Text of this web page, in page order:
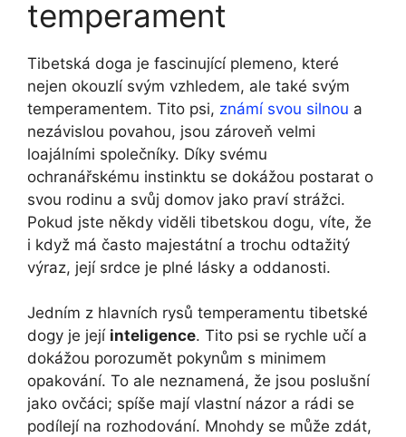
temperament
Tibetská doga je fascinující plemeno, které
nejen okouzlí svým vzhledem, ale také svým
temperamentem. Tito psi, známí svou silnou a
nezávislou povahou, jsou zároveň velmi
loajálními společníky. Díky svému
ochranářskému instinktu se dokážou postarat o
svou rodinu a svůj domov jako praví strážci.
Pokud jste někdy viděli tibetskou dogu, víte, že
i když má často majestátní a trochu odtažitý
výraz, její srdce je plné lásky a oddanosti.
Jedním z hlavních rysů temperamentu tibetské
dogy je její inteligence. Tito psi se rychle učí a
dokážou porozumět pokynům s minimem
opakování. To ale neznamená, že jsou poslušní
jako ovčáci; spíše mají vlastní názor a rádi se
podílejí na rozhodování. Mnohdy se může zdát,